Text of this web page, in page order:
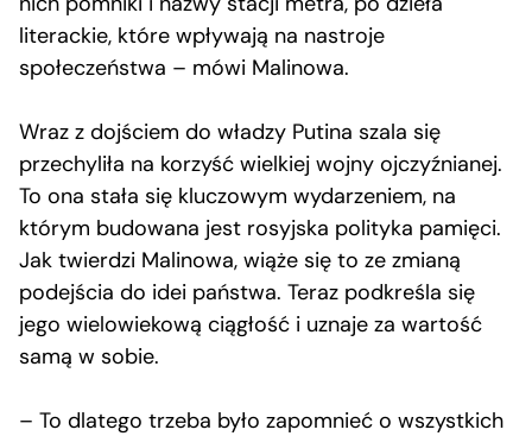
literackie, które wpływają na nastroje
społeczeństwa – mówi Malinowa.
Wraz z dojściem do władzy Putina szala się
przechyliła na korzyść wielkiej wojny ojczyźnianej.
To ona stała się kluczowym wydarzeniem, na
którym budowana jest rosyjska polityka pamięci.
Jak twierdzi Malinowa, wiąże się to ze zmianą
podejścia do idei państwa. Teraz podkreśla się
jego wielowiekową ciągłość i uznaje za wartość
samą w sobie.
– To dlatego trzeba było zapomnieć o wszystkich